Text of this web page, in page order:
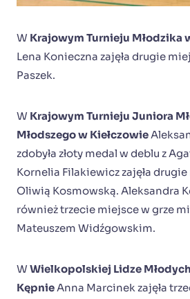
W Krajowym Turnieju Młodzika
Lena Konieczna zajęła drugie
Paszek.
W Krajowym Turnieju Juniora
Młodszego w Kiełczowie
zdobyła złoty medal w deblu z
Kornelia Filakiewicz zajęła
Oliwią Kosmowską. Aleksandra
również trzecie miejsce w grze
Mateuszem Widźgowskim.
W Wielkopolskiej Lidze
KępnieAnna Marcinek zajęła